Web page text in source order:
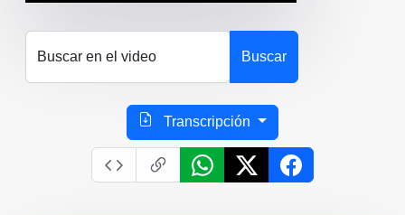
Buscar en el video Buscar
Transcripción